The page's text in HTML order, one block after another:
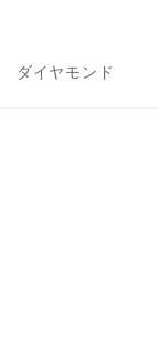
ダイヤモンド